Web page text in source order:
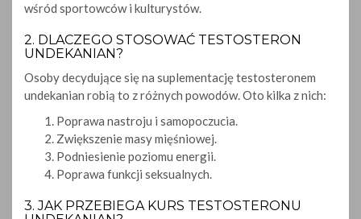
wśród sportowców i kulturystów.
2. DLACZEGO STOSOWAĆ TESTOSTERON
UNDEKANIAN?
Osoby decydujące się na suplementację testosteronem
undekanian robią to z różnych powodów. Oto kilka z nich:
Poprawa nastroju i samopoczucia.
Zwiększenie masy mięśniowej.
Podniesienie poziomu energii.
Poprawa funkcji seksualnych.
3. JAK PRZEBIEGA KURS TESTOSTERONU